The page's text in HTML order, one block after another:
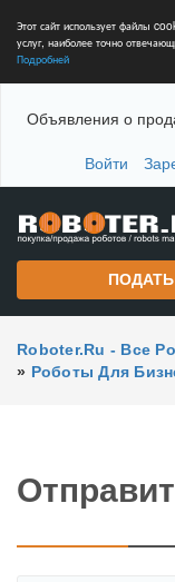
Этот сайт использует файлы
услуг, наиболее точно
Подробней
Объявления о
Войти
Roboter.ru - Все
» Роботы Для